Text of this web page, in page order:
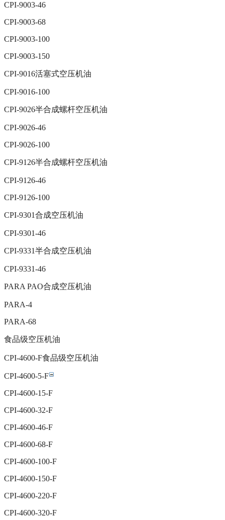
CPI-9003-46
CPI-9003-68
CPI-9003-100
CPI-9003-150
CPI-9016活塞式空压机油
CPI-9016-100
CPI-9026半合成螺杆空压机油
CPI-9026-46
CPI-9026-100
CPI-9126半合成螺杆空压机油
CPI-9126-46
CPI-9126-100
CPI-9301合成空压机油
CPI-9301-46
CPI-9331半合成空压机油
CPI-9331-46
PARA PAO合成空压机油
PARA-4
PARA-68
食品级空压机油
CPI-4600-F食品级空压机油
CPI-4600-5-F
CPI-4600-15-F
CPI-4600-32-F
CPI-4600-46-F
CPI-4600-68-F
CPI-4600-100-F
CPI-4600-150-F
CPI-4600-220-F
CPI-4600-320-F